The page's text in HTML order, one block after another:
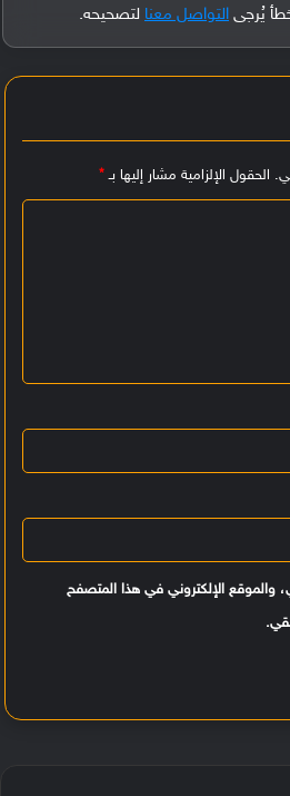
التواصل معنا لتصحيحه.
الحقول الإلزامية مشار إليها بـ*
والموقع الإلكتروني في هذا المتصفح